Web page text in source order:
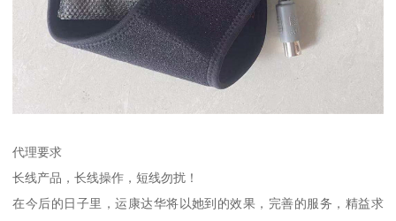
代理要求
长线产品，长线操作，短线勿扰！
在今后的日子里，运康达华将以她到的效果，完善的服务，精益求